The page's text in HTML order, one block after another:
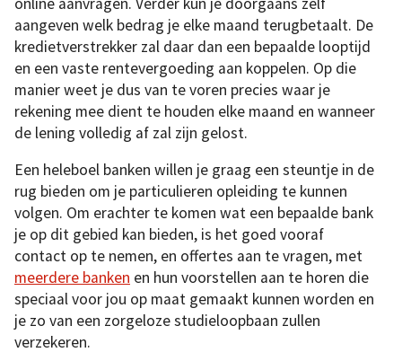
aangeven welk bedrag je elke maand terugbetaalt. De
kredietverstrekker zal daar dan een bepaalde looptijd
en een vaste rentevergoeding aan koppelen. Op die
manier weet je dus van te voren precies waar je
rekening mee dient te houden elke maand en wanneer
de lening volledig af zal zijn gelost.
Een heleboel banken willen je graag een steuntje in de
rug bieden om je particulieren opleiding te kunnen
volgen. Om erachter te komen wat een bepaalde bank
je op dit gebied kan bieden, is het goed vooraf
contact op te nemen, en offertes aan te vragen, met
meerdere banken en hun voorstellen aan te horen die
speciaal voor jou op maat gemaakt kunnen worden en
je zo van een zorgeloze studieloopbaan zullen
verzekeren.